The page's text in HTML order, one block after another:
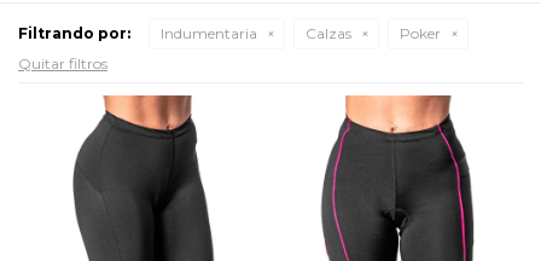
Filtrando por: Indumentaria Calzas
Poker
Quitar filtros